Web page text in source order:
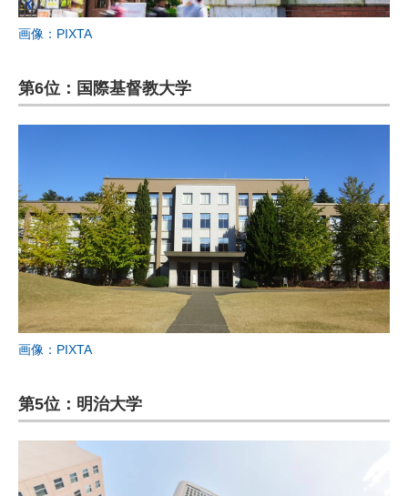
画像：PIXTA
第6位：国際基督教大学
画像：PIXTA
第5位：明治大学